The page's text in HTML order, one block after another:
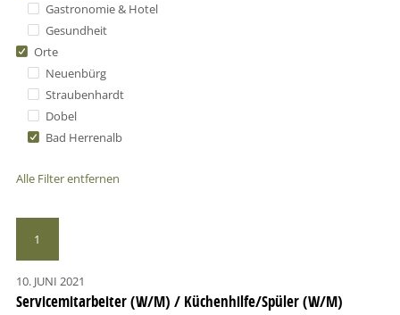
Gastronomie & Hotel
Gesundheit
Orte
Neuenbürg
Straubenhardt
Dobel
Bad Herrenalb
Alle Filter entfernen
1
10. JUNI 2021
Servicemitarbeiter (W/M) / Küchenhilfe/Spüler (W/M)